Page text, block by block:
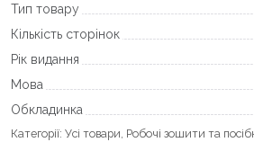
Тип товару
Кількість сторінок
Рік видання
Мова
Обкладинка
Категорії: Усі товари Робочі зошити та